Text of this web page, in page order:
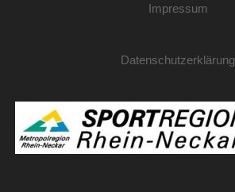
Impressum
Datenschutzerklärung